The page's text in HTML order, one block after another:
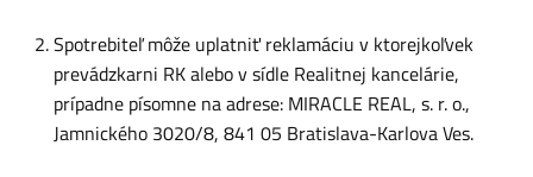
Spotrebiteľ môže uplatniť reklamáciu v ktorejkoľvek
prevádzkarni RK alebo v sídle Realitnej kancelárie,
prípadne písomne na adrese: MIRACLE REAL, s. r. o.,
Jamnického 3020/8, 841 05 Bratislava-Karlova Ves.